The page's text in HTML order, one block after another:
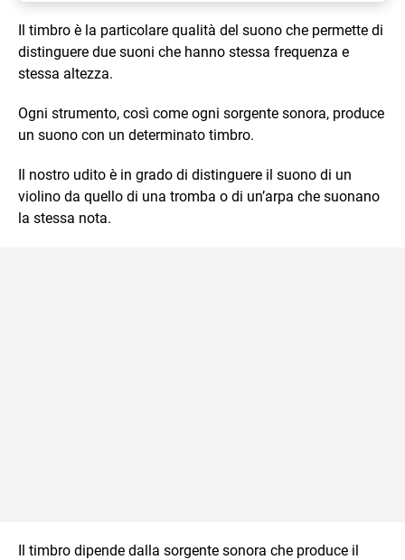
Il timbro è la particolare qualità del suono che permette di
distinguere due suoni che hanno stessa frequenza e
stessa altezza.
Ogni strumento, così come ogni sorgente sonora, produce
un suono con un determinato timbro.
Il nostro udito è in grado di distinguere il suono di un
violino da quello di una tromba o di un’arpa che suonano
la stessa nota.
Il timbro dipende dalla sorgente sonora che produce il